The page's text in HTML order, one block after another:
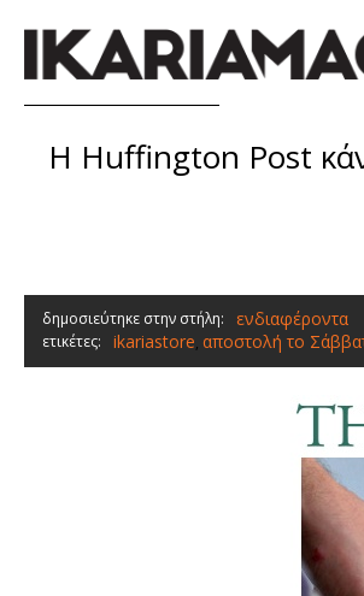
H Huffington Post
δημοσιεύτηκε στην στήλη: ενδιαφέροντα
ετικέτες: ikariastore, αποστολή το